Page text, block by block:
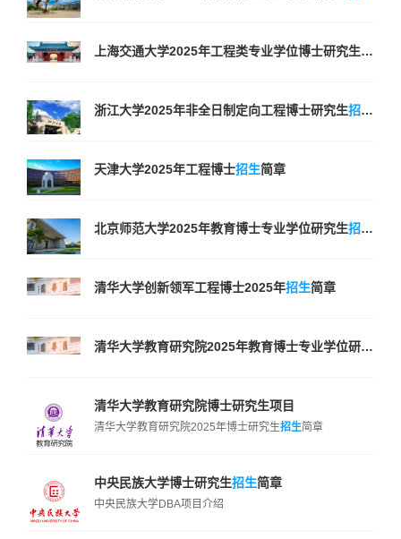
上海交通大学2025年工程类专业学位博士研究生
招生
浙江大学2025年非全日制定向工程博士研究生招生
天津大学2025年工程博士招生简章
北京师范大学2025年教育博士专业学位研究生招生
清华大学创新领军工程博士2025年招生简章
清华大学教育研究院2025年教育博士专业学位研究生
清华大学教育研究院博士研究生项目
清华大学教育研究院2025年博士研究生招生简章
中央民族大学博士研究生招生简章
中央民族大学DBA项目介绍